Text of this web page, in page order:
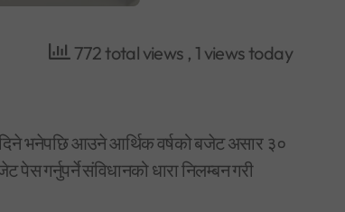
772 total views , 1 views today
भनेपछि आउने आर्थिक वर्षको बजेट असार ३०
गर्नुपर्ने संविधानको धारा निलम्बन गरी